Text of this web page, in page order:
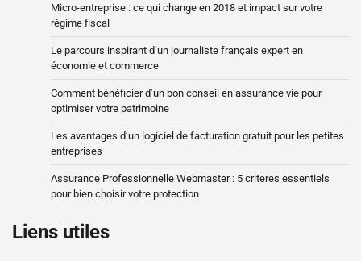
Micro-entreprise : ce qui change en 2018 et impact sur votre
régime fiscal
Le parcours inspirant d’un journaliste français expert en
économie et commerce
Comment bénéficier d’un bon conseil en assurance vie pour
optimiser votre patrimoine
Les avantages d’un logiciel de facturation gratuit pour les petites
entreprises
Assurance Professionnelle Webmaster : 5 criteres essentiels
pour bien choisir votre protection
Liens utiles